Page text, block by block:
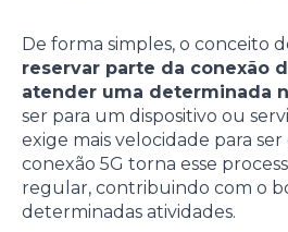
De forma simples, o conceito
reservar parte da conexão
atender uma determinada
ser para um dispositivo ou
exige mais velocidade para
conexão 5G torna esse
regular, contribuindo com o
determinadas atividades.